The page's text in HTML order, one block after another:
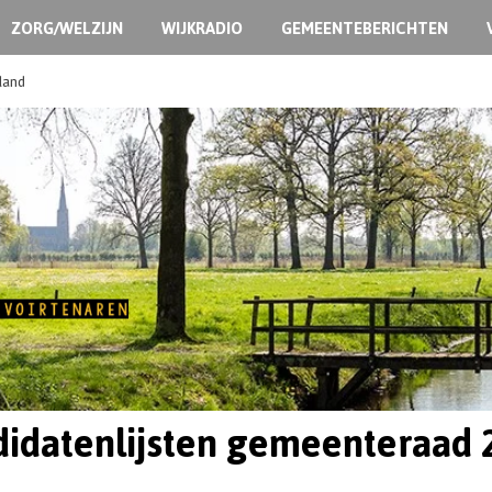
ZORG/WELZIJN WIJKRADIO GEMEENTEBERICHTEN
gemeenteraad